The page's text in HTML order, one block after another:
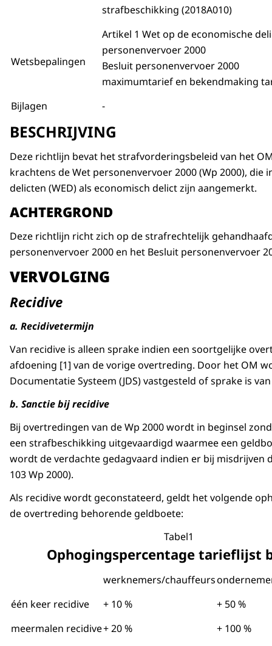
strafbeschikking (2018A010)
Wetsbepalingen
Artikel 1 Wet op de
personenvervoer 2000
Besluit
maximumtarief en
Bijlagen
-
BESCHRIJVING
Deze richtlijn bevat het strafvorderingsbeleid van het
krachtens de Wet personenvervoer 2000 (Wp 2000), die
delicten (WED) als economisch delict zijn aangemerkt.
ACHTERGROND
Deze richtlijn richt zich op de strafrechtelijk
personenvervoer 2000 en het Besluit personenvervoer
VERVOLGING
Recidive
a. Recidivetermijn
Van recidive is alleen sprake indien een soortgelijke
afdoening [1] van de vorige overtreding. Door het OM
Documentatie Systeem (JDS) vastgesteld of sprake is
b. Sanctie bij recidive
Bij overtredingen van de Wp 2000 wordt in beginsel
een strafbeschikking uitgevaardigd waarmee een
wordt de verdachte gedagvaard indien er bij misdrijven
103 Wp 2000).
Als recidive wordt geconstateerd, geldt het volgende
de overtreding behorende geldboete:
Tabel1
Ophogingspercentage tarieflijst
werknemers/chauffeurs
één keer recidive
+ 10 %
+ 50 %
meermalen recidive+ 20 % + 100 %